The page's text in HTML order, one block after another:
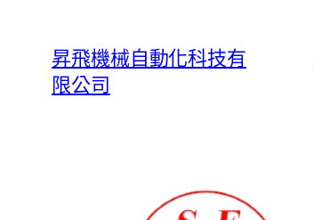
昇飛機械自動化科技有
限公司